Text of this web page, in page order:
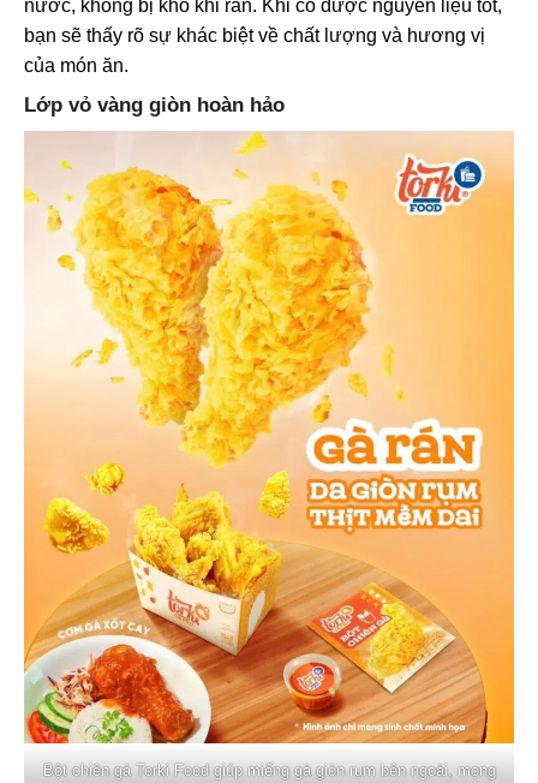
nước, không bị khô khi rán. Khi có được nguyên liệu tốt,
bạn sẽ thấy rõ sự khác biệt về chất lượng và hương vị
của món ăn.
Lớp vỏ vàng giòn hoàn hảo
Bột chiên gà Torki Food giúp miếng gà giòn rụm bên ngoài, mọng